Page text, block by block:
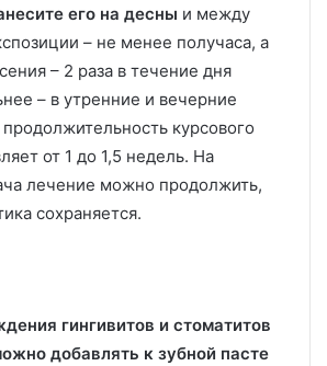
его на десны и между
– не менее получаса, а
– 2 раза в течение дня
– в утренние и вечерние
курсового
от 1 до 1,5 недель. На
лечение можно продолжить,
сохраняется.
гингивитов и стоматитов
добавлять к зубной пасте